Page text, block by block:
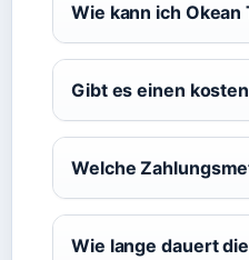
Wie kann ich Okean
Gibt es einen
Welche
Wie lange dauert